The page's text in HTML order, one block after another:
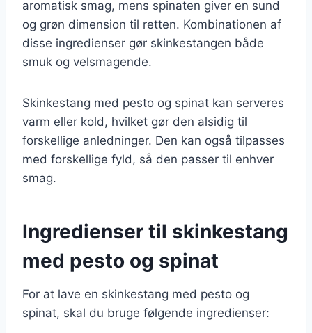
aromatisk smag, mens spinaten giver en sund
og grøn dimension til retten. Kombinationen af
disse ingredienser gør skinkestangen både
smuk og velsmagende.
Skinkestang med pesto og spinat kan serveres
varm eller kold, hvilket gør den alsidig til
forskellige anledninger. Den kan også tilpasses
med forskellige fyld, så den passer til enhver
smag.
Ingredienser til skinkestang
med pesto og spinat
For at lave en skinkestang med pesto og
spinat, skal du bruge følgende ingredienser: